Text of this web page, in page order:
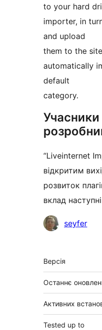
to your hard
importer, in
and upload
them to the
automatically
default
category.
Учасники
“Liveinternet
відкритим
розвиток
вклад
Учасники
seyfer
Мета
Версія
Останнє
Активних
Tested up to